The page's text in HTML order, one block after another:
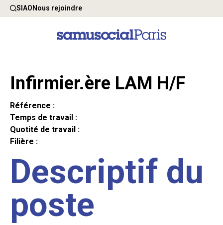
SIAONous rejoindre
Infirmier.ère LAM H/F
Référence :
Temps de travail :
Quotité de travail :
Filière :
Descriptif du
poste